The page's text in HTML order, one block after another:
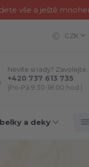
vše a ještě
CZK
Nevíte si rady? Zavolejte.
+420 737 613 735
(Po-Pá 9:30-18:00 hod.)
a deky